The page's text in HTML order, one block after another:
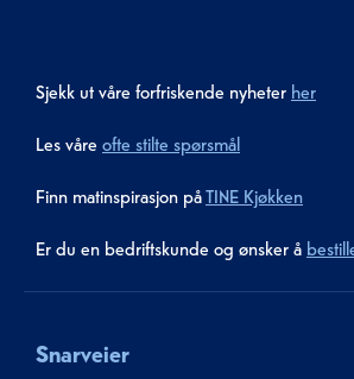
Sjekk ut våre forfriskende nyheter her
Les våre ofte stilte spørsmål
Finn matinspirasjon påTINE Kjøkken
Er du en bedriftskunde og ønsker å
Snarveier